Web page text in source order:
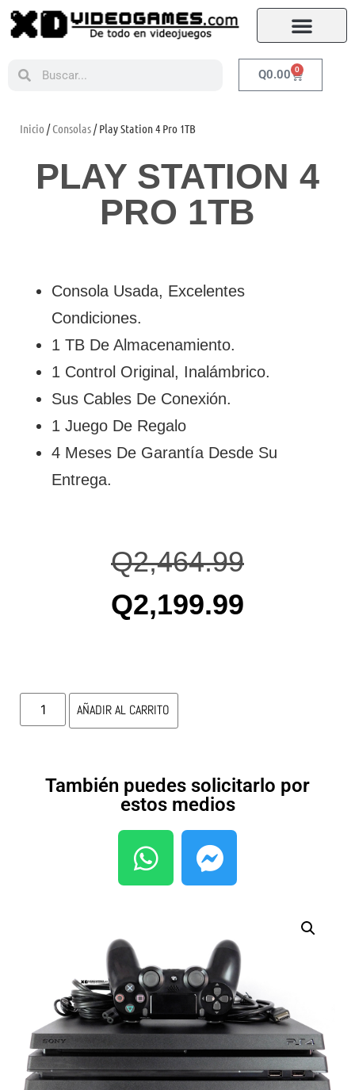
Q0.00 0
Inicio /Consolas/ Play Station 4 Pro 1TB
PLAY STATION 4
PRO 1TB
Consola Usada, Excelentes
Condiciones.
1 TB De Almacenamiento.
1 Control Original, Inalámbrico.
Sus Cables De Conexión.
1 Juego De Regalo
4 Meses De Garantía Desde Su
Entrega.
Q2,464.99
Q2,199.99
AÑADIR AL CARRITO
También puedes solicitarlo por
estos medios